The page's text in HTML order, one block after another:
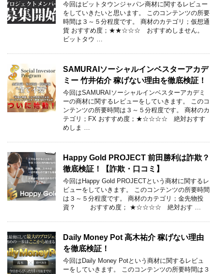
今回はビットタウンジャパン商材に関するレビュー
をしていきたいと思います。 このコンテンツの所要
時間は３～５分程度です。 商材のカテゴリ；仮想通
貨 おすすめ度；★★☆☆☆ おすすめしません。
ビットタウ …
SAMURAIソーシャルインベスターアカデ
ミー 竹井佑介 稼げない理由を徹底検証！
今回はSAMURAIソーシャルインベスターアカデミ
ーの商材に関するレビューをしていきます。 このコ
ンテンツの所要時間は３～５分程度です。 商材のカ
テゴリ；FX おすすめ度；★☆☆☆☆ 絶対おすす
めしま …
Happy Gold PROJECT 前田勝利は詐欺？
徹底検証！【詐欺・口コミ】
今回はHappy Gold PROJECTという商材に関するレ
ビューをしていきます。 このコンテンツの所要時間
は３～５分程度です。 商材のカテゴリ；金先物投
資？ おすすめ度； ★☆☆☆☆ 絶対おす …
Daily Money Pot 高木祐介 稼げない理由
を徹底検証！
今回はDaily Money Potという商材に関するレビュ
ーをしていきます。 このコンテンツの所要時間は３